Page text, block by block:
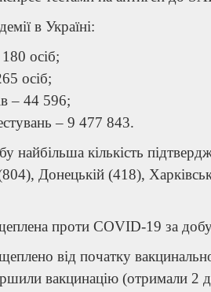
в Україні:
осіб;
осіб;
– 44 596;
– 9 477 843.
кількість
Донецькій (418),
проти COVID-19 за добу
від початку
вакцинацію (отримали 2